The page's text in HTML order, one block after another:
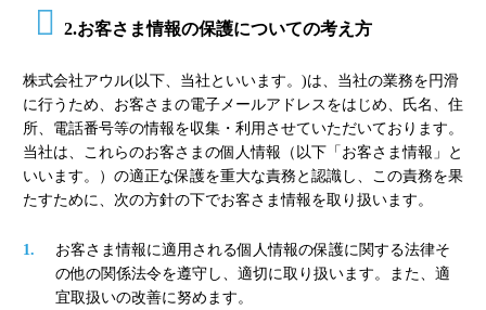
2.お客さま情報の保護についての考え方
株式会社アウル(以下、当社といいます。)は、当社の業務を円滑
に行うため、お客さまの電子メールアドレスをはじめ、氏名、住
所、電話番号等の情報を収集・利用させていただいております。
当社は、これらのお客さまの個人情報（以下「お客さま情報」と
いいます。）の適正な保護を重大な責務と認識し、この責務を果
たすために、次の方針の下でお客さま情報を取り扱います。
お客さま情報に適用される個人情報の保護に関する法律そ
の他の関係法令を遵守し、適切に取り扱います。また、適
宜取扱いの改善に努めます。